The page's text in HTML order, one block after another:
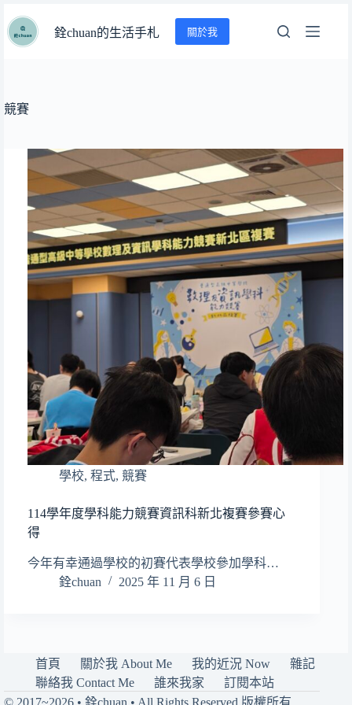
至
容
銓chuan的生活手札 關於我
競賽
學校, 程式, 競賽
114學年度學科能力競賽資訊科新北複賽參賽心
得
今年有幸通過學校的初賽代表學校參加學科…
銓chuan
2025 年 11 月 6 日
首頁 關於我 About Me 我的近況 Now
雜記
聯絡我 Contact Me
誰來我家
訂閱本站
© 2017~2026 • 銓chuan • All Rights Reserved 版權所有